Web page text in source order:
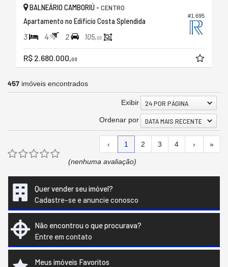
#1.695
BALNEÁRIO CAMBORIÚ - CENTRO
Apartamento no Edifício Costa Splendida
3 4 2 105,00
R$ 2.680.000,00
457 imóveis encontrados
Exibir 24 POR PÁGINA
Ordenar por DATA MAIS RECENTE
‹ 1 2 3 4 › »
(nenhuma avaliação)
Quer vender seu imóvel?
Cadastre-se e anuncie conosco
Não encontrou o que procurava?
Entre em contato
Meus imóveis Favoritos